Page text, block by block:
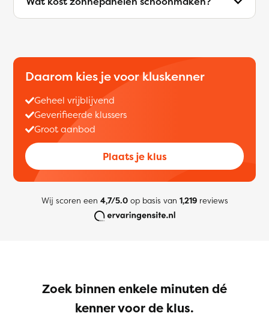
Daarom kies je voor kluskenner
Geheel vrijblijvend
Geverifieerde klussers
Groot aanbod
Plaats je klus
Wij scoren een 4,7/5.0op basis van 1,219reviews
Zoek binnen enkele minuten dé
kenner voor de klus.